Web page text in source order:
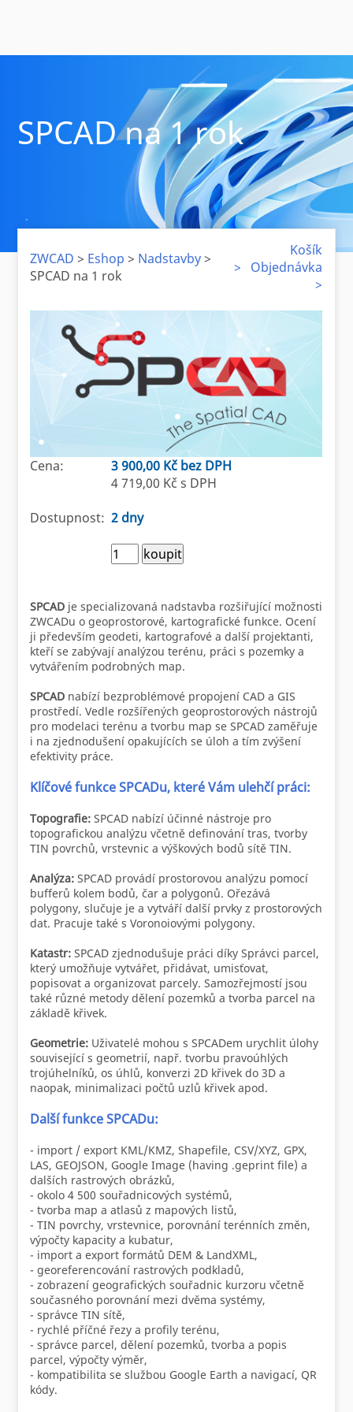
SPCAD na 1 rok
ZWCAD > Eshop > Nadstavby>
SPCAD na 1 rok
Košík
>
Objednávka
>
Cena:
3 900,00 Kč bez DPH
4 719,00 Kč s DPH
Dostupnost:2 dny
SPCAD je specializovaná nadstavba rozšiřující možnosti
ZWCADu o geoprostorové, kartografické funkce. Ocení
ji především geodeti, kartografové a další projektanti,
kteří se zabývají analýzou terénu, práci s pozemky a
vytvářením podrobných map.
SPCAD nabízí bezproblémové propojení CAD a GIS
prostředí. Vedle rozšířených geoprostorových nástrojů
pro modelaci terénu a tvorbu map se SPCAD zaměřuje
i na zjednodušení opakujících se úloh a tím zvýšení
efektivity práce.
Klíčové funkce SPCADu, které Vám ulehčí práci:
Topografie: SPCAD nabízí účinné nástroje pro
topografickou analýzu včetně definování tras, tvorby
TIN povrchů, vrstevnic a výškových bodů sítě TIN.
Analýza: SPCAD provádí prostorovou analýzu pomocí
bufferů kolem bodů, čar a polygonů. Ořezává
polygony, slučuje je a vytváří další prvky z prostorových
dat. Pracuje také s Voronoiovými polygony.
Katastr: SPCAD zjednodušuje práci díky Správci parcel,
který umožňuje vytvářet, přidávat, umisťovat,
popisovat a organizovat parcely. Samozřejmostí jsou
také různé metody dělení pozemků a tvorba parcel na
základě křivek.
Geometrie: Uživatelé mohou s SPCADem urychlit úlohy
související s geometrií, např. tvorbu pravoúhlých
trojúhelníků, os úhlů, konverzi 2D křivek do 3D a
naopak, minimalizaci počtů uzlů křivek apod.
Další funkce SPCADu:
- import / export KML/KMZ, Shapefile, CSV/XYZ, GPX,
LAS, GEOJSON, Google Image (having .geprint file) a
dalších rastrových obrázků,
- okolo 4 500 souřadnicových systémů,
- tvorba map a atlasů z mapových listů,
- TIN povrchy, vrstevnice, porovnání terénních změn,
výpočty kapacity a kubatur,
- import a export formátů DEM & LandXML,
- georeferencování rastrových podkladů,
- zobrazení geografických souřadnic kurzoru včetně
současného porovnání mezi dvěma systémy,
- správce TIN sítě,
- rychlé příčné řezy a profily terénu,
- správce parcel, dělení pozemků, tvorba a popis
parcel, výpočty výměr,
- kompatibilita se službou Google Earth a navigací, QR
kódy.